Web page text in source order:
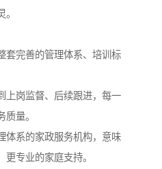
套完善的管理体系、培训标
上岗监督、后续跟进，每一
量。
体系的家政服务机构，意味
专业的家庭支持。